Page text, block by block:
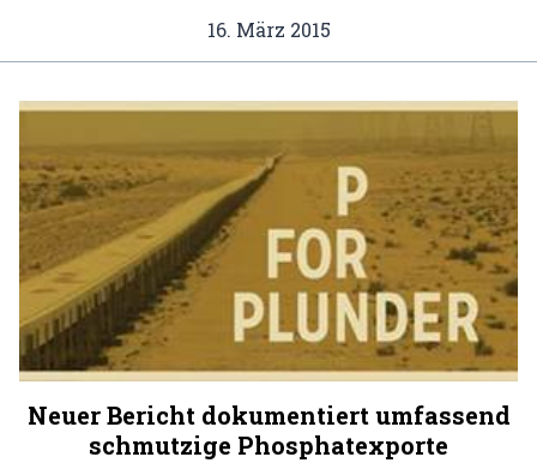
16. März 2015
Neuer Bericht dokumentiert umfassend
schmutzige Phosphatexporte